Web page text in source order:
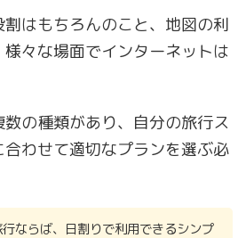
はもちろんのこと、地図の利
々な場面でインターネットは
の種類があり、自分の旅行ス
わせて適切なプランを選ぶ必
ならば、日割りで利用できるシンプ